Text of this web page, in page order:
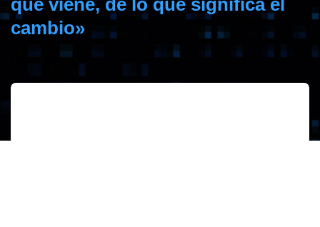
que viene, de lo que significa el
cambio»